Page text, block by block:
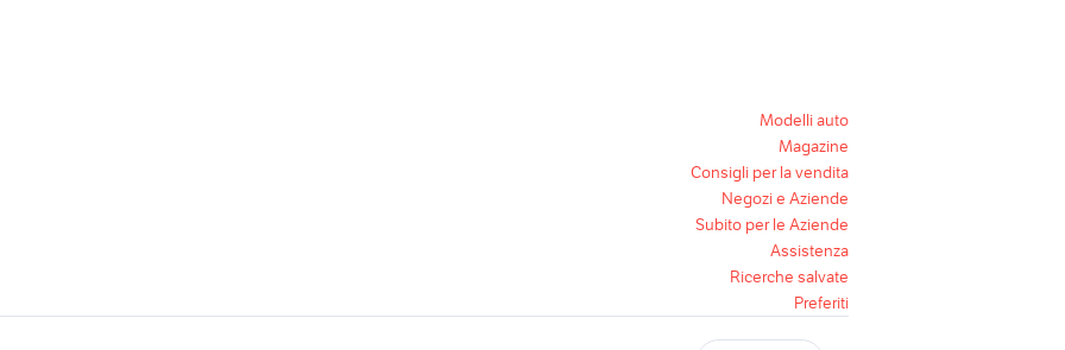
Modelli auto
Magazine
Consigli per la vendita
Negozi e Aziende
Subito per le Aziende
Assistenza
Ricerche salvate
Preferiti